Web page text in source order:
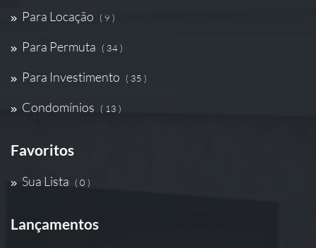
Para Locação ( 9 )
Para Permuta ( 34 )
Para Investimento ( 35 )
Condomínios ( 13 )
Favoritos
Sua Lista ( 0 )
Lançamentos